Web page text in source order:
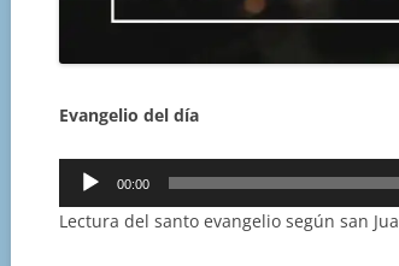
Evangelio del día
Reproductor
audio
00:00
Lectura del santo evangelio según san